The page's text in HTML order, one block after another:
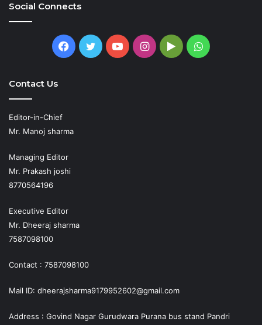
Social Connects
Facebook
TwitterYouTubeInstagram
GoogleWhatsApp
Contact Us
Editor-in-Chief
Mr. Manoj sharma
Managing Editor
Mr. Prakash joshi
8770564196
Executive Editor
Mr. Dheeraj sharma
7587098100
Contact : 7587098100
Mail ID: dheerajsharma9179952602@gmail.com
Address : Govind Nagar Gurudwara Purana bus stand Pandri